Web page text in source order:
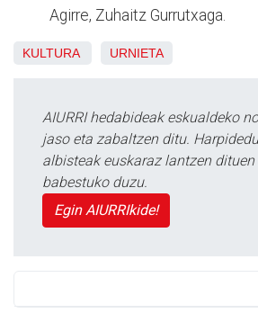
Agirre, Zuhaitz Gurrutxaga.
KULTURA URNIETA
AIURRI hedabideak eskualdeko
jaso eta zabaltzen ditu.
albisteak euskaraz lantzen
babestuko duzu.
Egin AIURRIkide!